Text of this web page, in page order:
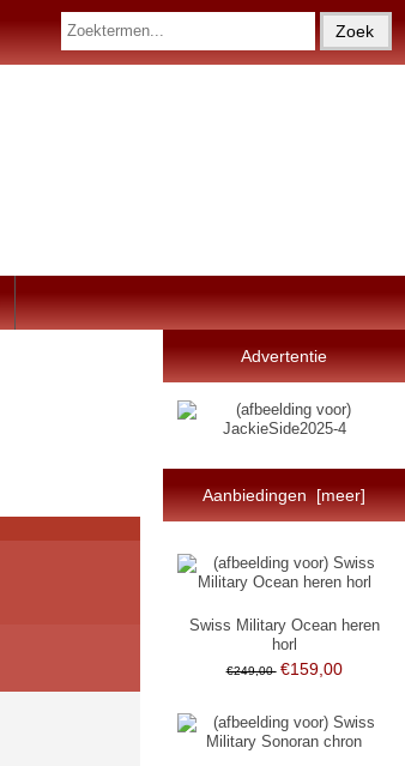
Advertentie
Aanbiedingen [meer]
Swiss Military Ocean heren
horl
€249,00 €159,00